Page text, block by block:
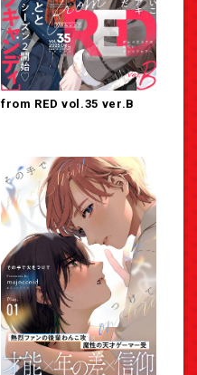
from RED vol.35 ver.B